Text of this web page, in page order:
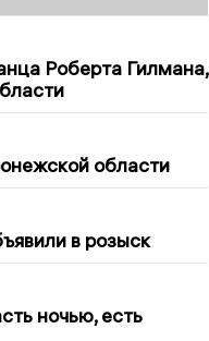
Роберта Гилмана,
области
в розыск
ночью, есть